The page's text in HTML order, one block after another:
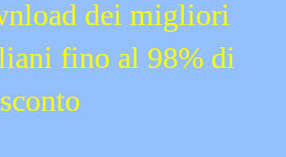
dei migliori
fino al 98% di
sconto